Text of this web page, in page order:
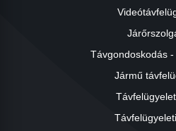
Távgondoskodás
Jármű